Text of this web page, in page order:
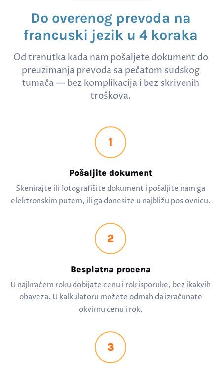
Do overenog prevoda na
francuski jezik u 4 koraka
Od trenutka kada nam pošaljete dokument do
preuzimanja prevoda sa pečatom sudskog
tumača — bez komplikacija i bez skrivenih
troškova.
1
Pošaljite dokument
Skenirajte ili fotografišite dokument i pošaljite nam ga
elektronskim putem, ili ga donesite u najbližu poslovnicu.
2
Besplatna procena
U najkraćem roku dobijate cenu i rok isporuke, bez ikakvih
obaveza. U kalkulatoru možete odmah da izračunate
okvirnu cenu i rok.
3